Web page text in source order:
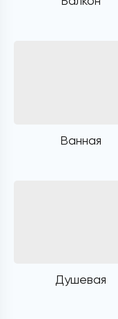
Ванная
Душевая